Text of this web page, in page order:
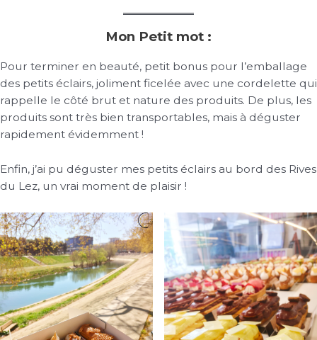
Mon Petit mot :
Pour terminer en beauté, petit bonus pour l’emballage
des petits éclairs, joliment ficelée avec une cordelette qui
rappelle le côté brut et nature des produits. De plus, les
produits sont très bien transportables, mais à déguster
rapidement évidemment !
Enfin, j’ai pu déguster mes petits éclairs au bord des Rives
du Lez, un vrai moment de plaisir !